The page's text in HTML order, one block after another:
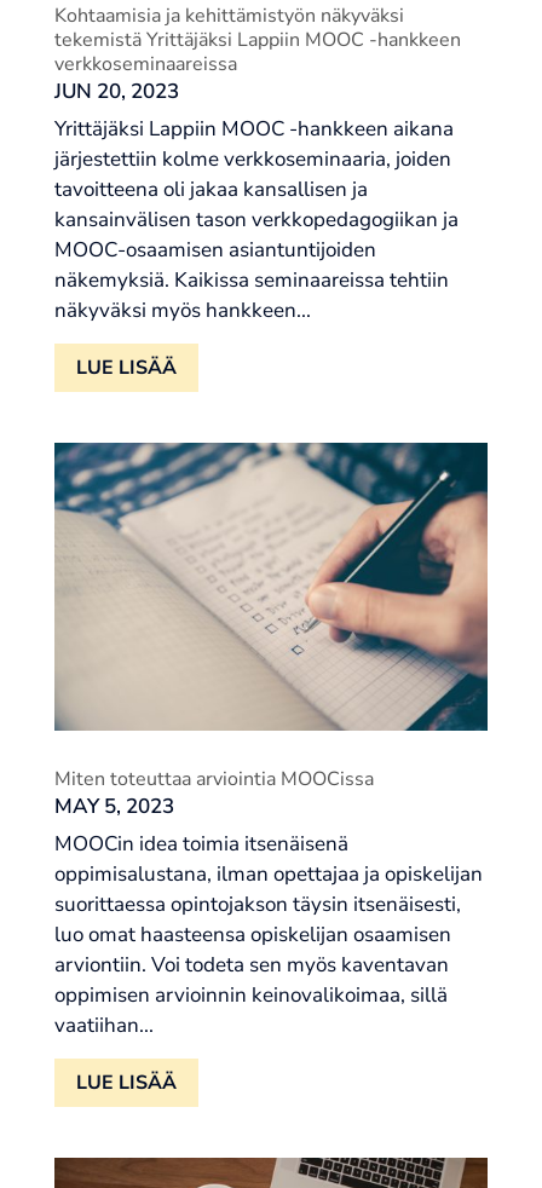
Kohtaamisia ja kehittämistyön näkyväksi
tekemistä Yrittäjäksi Lappiin MOOC -hankkeen
verkkoseminaareissa
JUN 20, 2023
Yrittäjäksi Lappiin MOOC -hankkeen aikana
järjestettiin kolme verkkoseminaaria, joiden
tavoitteena oli jakaa kansallisen ja
kansainvälisen tason verkkopedagogiikan ja
MOOC-osaamisen asiantuntijoiden
näkemyksiä. Kaikissa seminaareissa tehtiin
näkyväksi myös hankkeen...
LUE LISÄÄ
Miten toteuttaa arviointia MOOCissa
MAY 5, 2023
MOOCin idea toimia itsenäisenä
oppimisalustana, ilman opettajaa ja opiskelijan
suorittaessa opintojakson täysin itsenäisesti,
luo omat haasteensa opiskelijan osaamisen
arviontiin. Voi todeta sen myös kaventavan
oppimisen arvioinnin keinovalikoimaa, sillä
vaatiihan...
LUE LISÄÄ